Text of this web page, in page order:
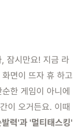
잠시만요! 지금 라
면이 뜨자 휴 하고
한 게임이 아니에
이 오거든요. 이때
력'과 '멀티태스킹'